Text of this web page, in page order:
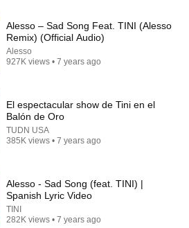
- La Niña de la Escuela
Alesso – Sad Song Feat. TINI (Alesso
Remix) (Official Audio)
Alesso
927K views • 7 years ago
El espectacular show de Tini en el
Balón de Oro
TUDN USA
385K views • 7 years ago
Alesso - Sad Song (feat. TINI) |
Spanish Lyric Video
TINI
282K views • 7 years ago